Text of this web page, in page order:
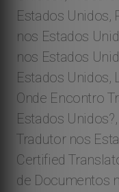
Estados Unidos,
nos Estados
nos Estados
Estados Unidos,
Onde Encontro
Estados
Tradutor nos
Certified
de Documentos